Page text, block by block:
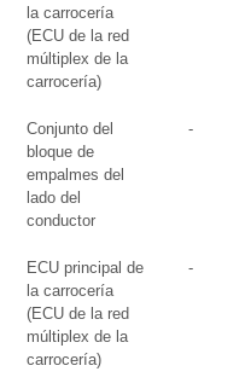
la carrocería
(ECU de la red
múltiplex de la
carrocería)
Conjunto del
bloque de
empalmes del
lado del
conductor
-
ECU principal de
la carrocería
(ECU de la red
múltiplex de la
carrocería)
-